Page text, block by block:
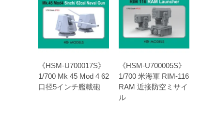
《HSM-U700017S》
1/700 Mk 45 Mod 4 62
口径5インチ艦載砲
《HSM-U700005S》
1/700 米海軍 RIM-116
RAM 近接防空ミサイ
ル